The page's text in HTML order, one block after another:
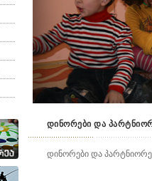
დინორები და
დინორები და